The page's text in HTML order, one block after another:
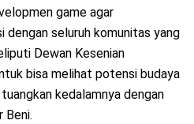
game agar
dengan seluruh komunitas yang
Dewan Kesenian
bisa melihat potensi budaya
kedalamnya dengan
Beni.